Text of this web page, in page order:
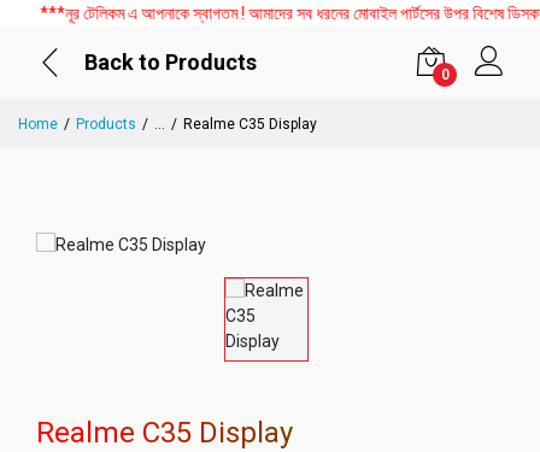
***নূর টেলিকম এ আপনাকে স্বাগতম ! আমাদের সব ধরনের মোবাইল পার্টসের উপর বিশেষ
Back to Products
0
Home Products ... Realme C35 Display
Realme C35 Display